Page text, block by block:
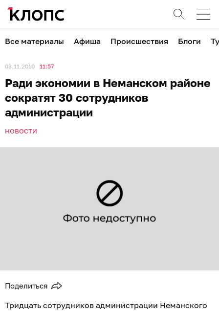
Все материалы Афиша Происшествия Блоги
03.11.2010 11:57
Ради экономии в Неманском районе
сократят 30 сотрудников
администрации
НОВОСТИ
Поделиться
Тридцать сотрудников администрации Неманского